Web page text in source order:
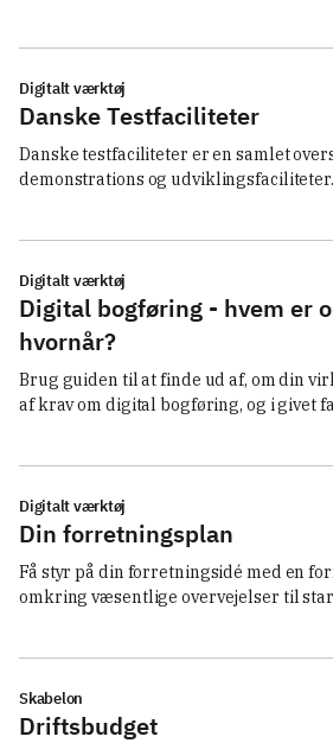
started.
Digitalt værktøj
Danske Testfaciliteter
Danske testfaciliteter er en samlet
demonstrations og
det rette testforløb.
Digitalt værktøj
Digital bogføring - hvem er
hvornår?
Brug guiden til at finde ud af, om din
af krav om digital bogføring, og i givet
Digitalt værktøj
Din forretningsplan
Få styr på din forretningsidé med en
omkring væsentlige overvejelser til
Skabelon
Driftsbudget